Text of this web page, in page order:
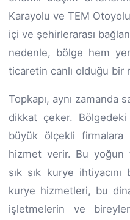
Karayolu ve TEM
içi ve şehirlerarası
nedenle, bölge hem
ticaretin canlı olduğu bir
Topkapı, aynı zamanda
dikkat çeker.
büyük ölçekli
hizmet verir. Bu yoğun
sık sık kurye
kurye hizmetleri, bu
işletmelerin ve